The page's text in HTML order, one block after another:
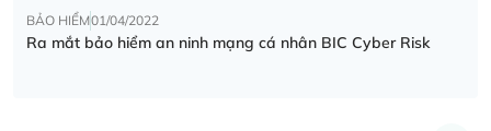
BẢO HIỂM01/04/2022
Ra mắt bảo hiểm an ninh mạng cá nhân BIC Cyber Risk